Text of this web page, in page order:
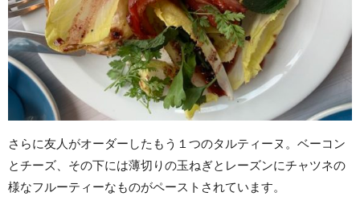
さらに友人がオーダーしたもう１つのタルティーヌ。ベーコン
とチーズ、その下には薄切りの玉ねぎとレーズンにチャツネの
様なフルーティーなものがペーストされています。